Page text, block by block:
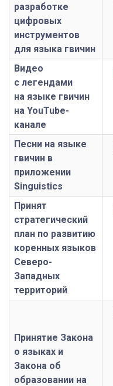
разработке
цифровых
инструментов
для языка гвичин
Видео
с легендами
на языке гвичин
на YouTube-
канале
Песни на языке
гвичин в
приложении
Singuistics
Принят
стратегический
план по развитию
коренных языков
Северо-
Западных
территорий
Принятие Закона
о языках и
Закона об
образовании на